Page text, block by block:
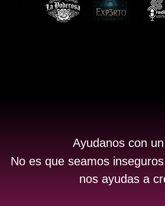
Ayudanos con
No es que seamos
nos ayudas a